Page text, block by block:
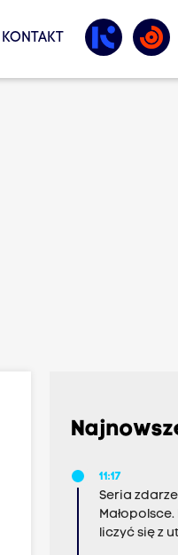
KONTAKT
11:17
Seria
liczyć się z